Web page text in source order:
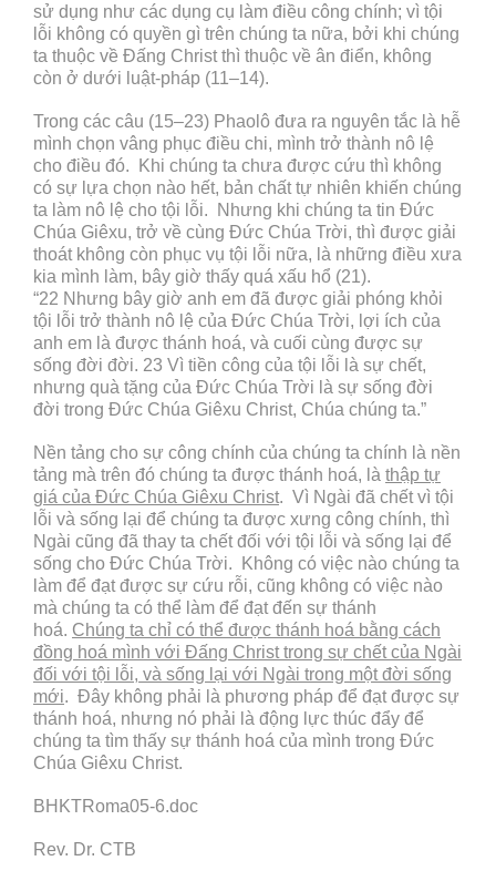
sử dụng như các dụng cụ làm điều công chính; vì tội
lỗi không có quyền gì trên chúng ta nữa, bởi khi chúng
ta thuộc về Đấng Christ thì thuộc về ân điển, không
còn ở dưới luật-pháp (11–14).
Trong các câu (15–23) Phaolô đưa ra nguyên tắc là hễ
mình chọn vâng phục điều chi, mình trở thành nô lệ
cho điều đó. Khi chúng ta chưa được cứu thì không
có sự lựa chọn nào hết, bản chất tự nhiên khiến chúng
ta làm nô lệ cho tội lỗi. Nhưng khi chúng ta tin Đức
Chúa Giêxu, trở về cùng Đức Chúa Trời, thì được giải
thoát không còn phục vụ tội lỗi nữa, là những điều xưa
kia mình làm, bây giờ thấy quá xấu hổ (21).
“22 Nhưng bây giờ anh em đã được giải phóng khỏi
tội lỗi trở thành nô lệ của Đức Chúa Trời, lợi ích của
anh em là được thánh hoá, và cuối cùng được sự
sống đời đời. 23 Vì tiền công của tội lỗi là sự chết,
nhưng quà tặng của Đức Chúa Trời là sự sống đời
đời trong Đức Chúa Giêxu Christ, Chúa chúng ta.”
Nền tảng cho sự công chính của chúng ta chính là nền
tảng mà trên đó chúng ta được thánh hoá, là thập tự
giá của Đức Chúa Giêxu Christ. Vì Ngài đã chết vì tội
lỗi và sống lại để chúng ta được xưng công chính, thì
Ngài cũng đã thay ta chết đối với tội lỗi và sống lại để
sống cho Đức Chúa Trời. Không có việc nào chúng ta
làm để đạt được sự cứu rỗi, cũng không có việc nào
mà chúng ta có thể làm để đạt đến sự thánh
hoá. Chúng ta chỉ có thể được thánh hoá bằng cách
đồng hoá mình với Đấng Christ trong sự chết của Ngài
đối với tội lỗi, và sống lại với Ngài trong một đời sống
mới. Đây không phải là phương pháp để đạt được sự
thánh hoá, nhưng nó phải là động lực thúc đẩy để
chúng ta tìm thấy sự thánh hoá của mình trong Đức
Chúa Giêxu Christ.
BHKTRoma05-6.doc
Rev. Dr. CTB